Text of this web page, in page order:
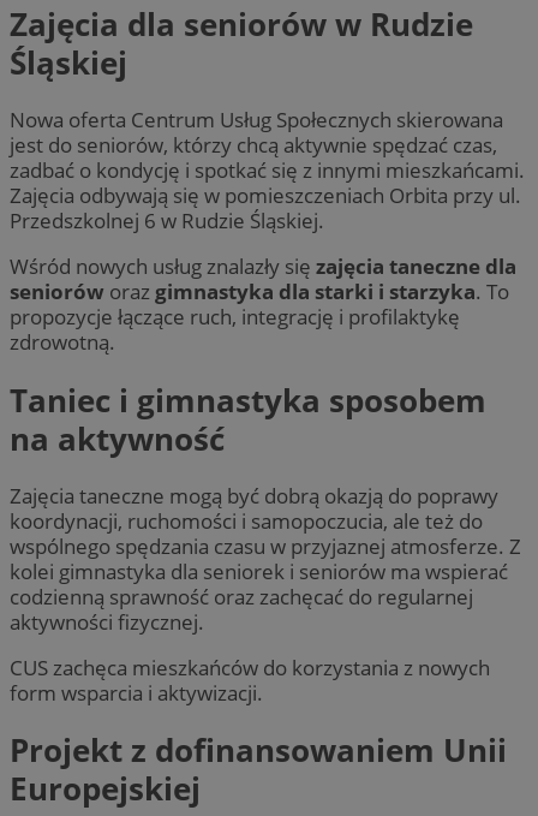
Zajęcia dla seniorów w Rudzie
Śląskiej
Nowa oferta Centrum Usług Społecznych skierowana
jest do seniorów, którzy chcą aktywnie spędzać czas,
zadbać o kondycję i spotkać się z innymi mieszkańcami.
Zajęcia odbywają się w pomieszczeniach Orbita przy ul.
Przedszkolnej 6 w Rudzie Śląskiej.
Wśród nowych usług znalazły się zajęcia taneczne dla
seniorów oraz gimnastyka dla starki i starzyka. To
propozycje łączące ruch, integrację i profilaktykę
zdrowotną.
Taniec i gimnastyka sposobem
na aktywność
Zajęcia taneczne mogą być dobrą okazją do poprawy
koordynacji, ruchomości i samopoczucia, ale też do
wspólnego spędzania czasu w przyjaznej atmosferze. Z
kolei gimnastyka dla seniorek i seniorów ma wspierać
codzienną sprawność oraz zachęcać do regularnej
aktywności fizycznej.
CUS zachęca mieszkańców do korzystania z nowych
form wsparcia i aktywizacji.
Projekt z dofinansowaniem Unii
Europejskiej